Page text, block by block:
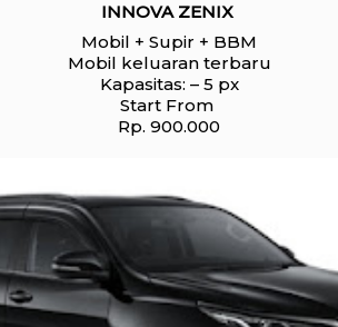
INNOVA ZENIX
Mobil + Supir + BBM
Mobil keluaran terbaru
Kapasitas: – 5 px
Start From
Rp. 900.000